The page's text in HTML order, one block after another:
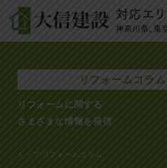
リフォームコラム
リフォームに関する
さまざまな情報を発信
トップ >リフォームコラム